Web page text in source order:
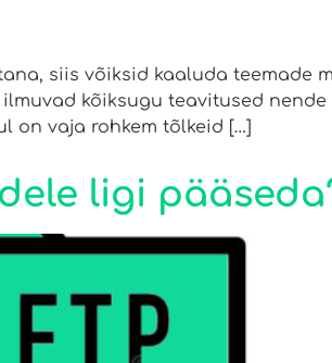
siis võiksid kaaluda teemade
kõiksugu teavitused
on vaja rohkem tõlkeid […]
ligi